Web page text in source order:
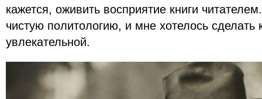
кажется, оживить восприятие книги
чистую политологию, и мне хотелось сделать
увлекательной.